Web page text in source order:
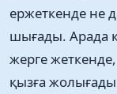
ержеткенде не
шығады. Арада
жерге
қызға